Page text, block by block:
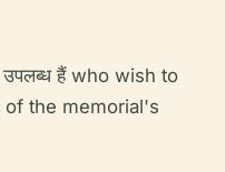
उपलब्ध हैं who wish to
of the memorial's